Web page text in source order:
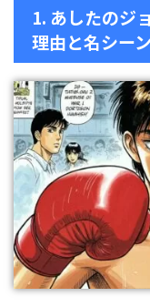
1. あしたのジ
理由と名シー